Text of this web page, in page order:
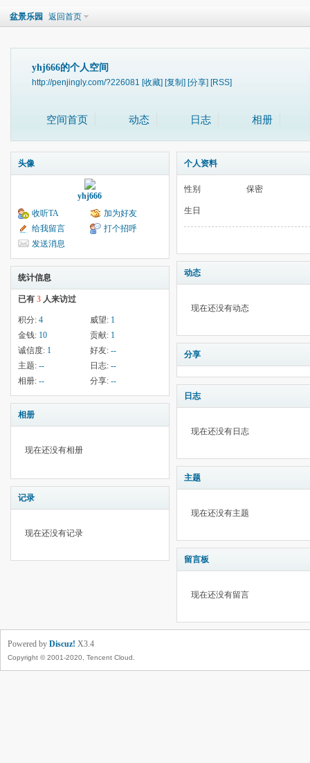
盆景乐园 返回首页
yhj666的个人空间
http://penjingly.com/?226081 [收藏] [复制] [分享] [RSS]
空间首页 动态 日志 相册
头像
yhj666
收听TA
加为好友
给我留言
打个招呼
发送消息
统计信息
已有 3 人来访过
积分: 4 威望: 1
金钱: 10 贡献: 1
诚信度: 1 好友: --
主题: -- 日志: --
相册: -- 分享: --
相册
现在还没有相册
记录
现在还没有记录
个人资料
性别 保密
生日
动态
现在还没有动态
分享
日志
现在还没有日志
主题
现在还没有主题
留言板
现在还没有留言
Powered by Discuz! X3.4
Copyright © 2001-2020, Tencent Cloud.